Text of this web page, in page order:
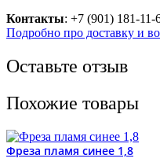
Контакты: +7 (901) 181-11-
Подробно про доставку и
Оставьте отзыв
Похожие товары
Фреза пламя синее 1,8